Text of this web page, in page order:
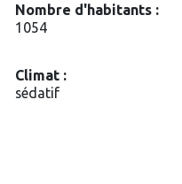
Nombre d'habitants :
1054
Climat :
sédatif